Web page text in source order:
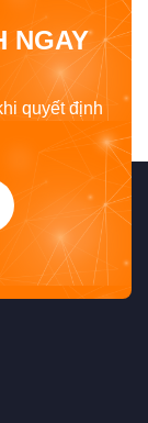
NGAY
quyết định